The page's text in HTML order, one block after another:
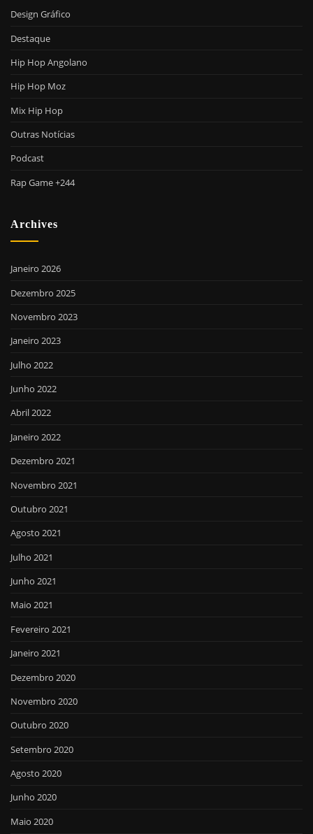
Design Gráfico
Destaque
Hip Hop Angolano
Hip Hop Moz
Mix Hip Hop
Outras Notícias
Podcast
Rap Game +244
Archives
Janeiro 2026
Dezembro 2025
Novembro 2023
Janeiro 2023
Julho 2022
Junho 2022
Abril 2022
Janeiro 2022
Dezembro 2021
Novembro 2021
Outubro 2021
Agosto 2021
Julho 2021
Junho 2021
Maio 2021
Fevereiro 2021
Janeiro 2021
Dezembro 2020
Novembro 2020
Outubro 2020
Setembro 2020
Agosto 2020
Junho 2020
Maio 2020